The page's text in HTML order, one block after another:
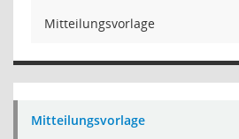
Mitteilungsvorlage
Mitteilungsvorlage